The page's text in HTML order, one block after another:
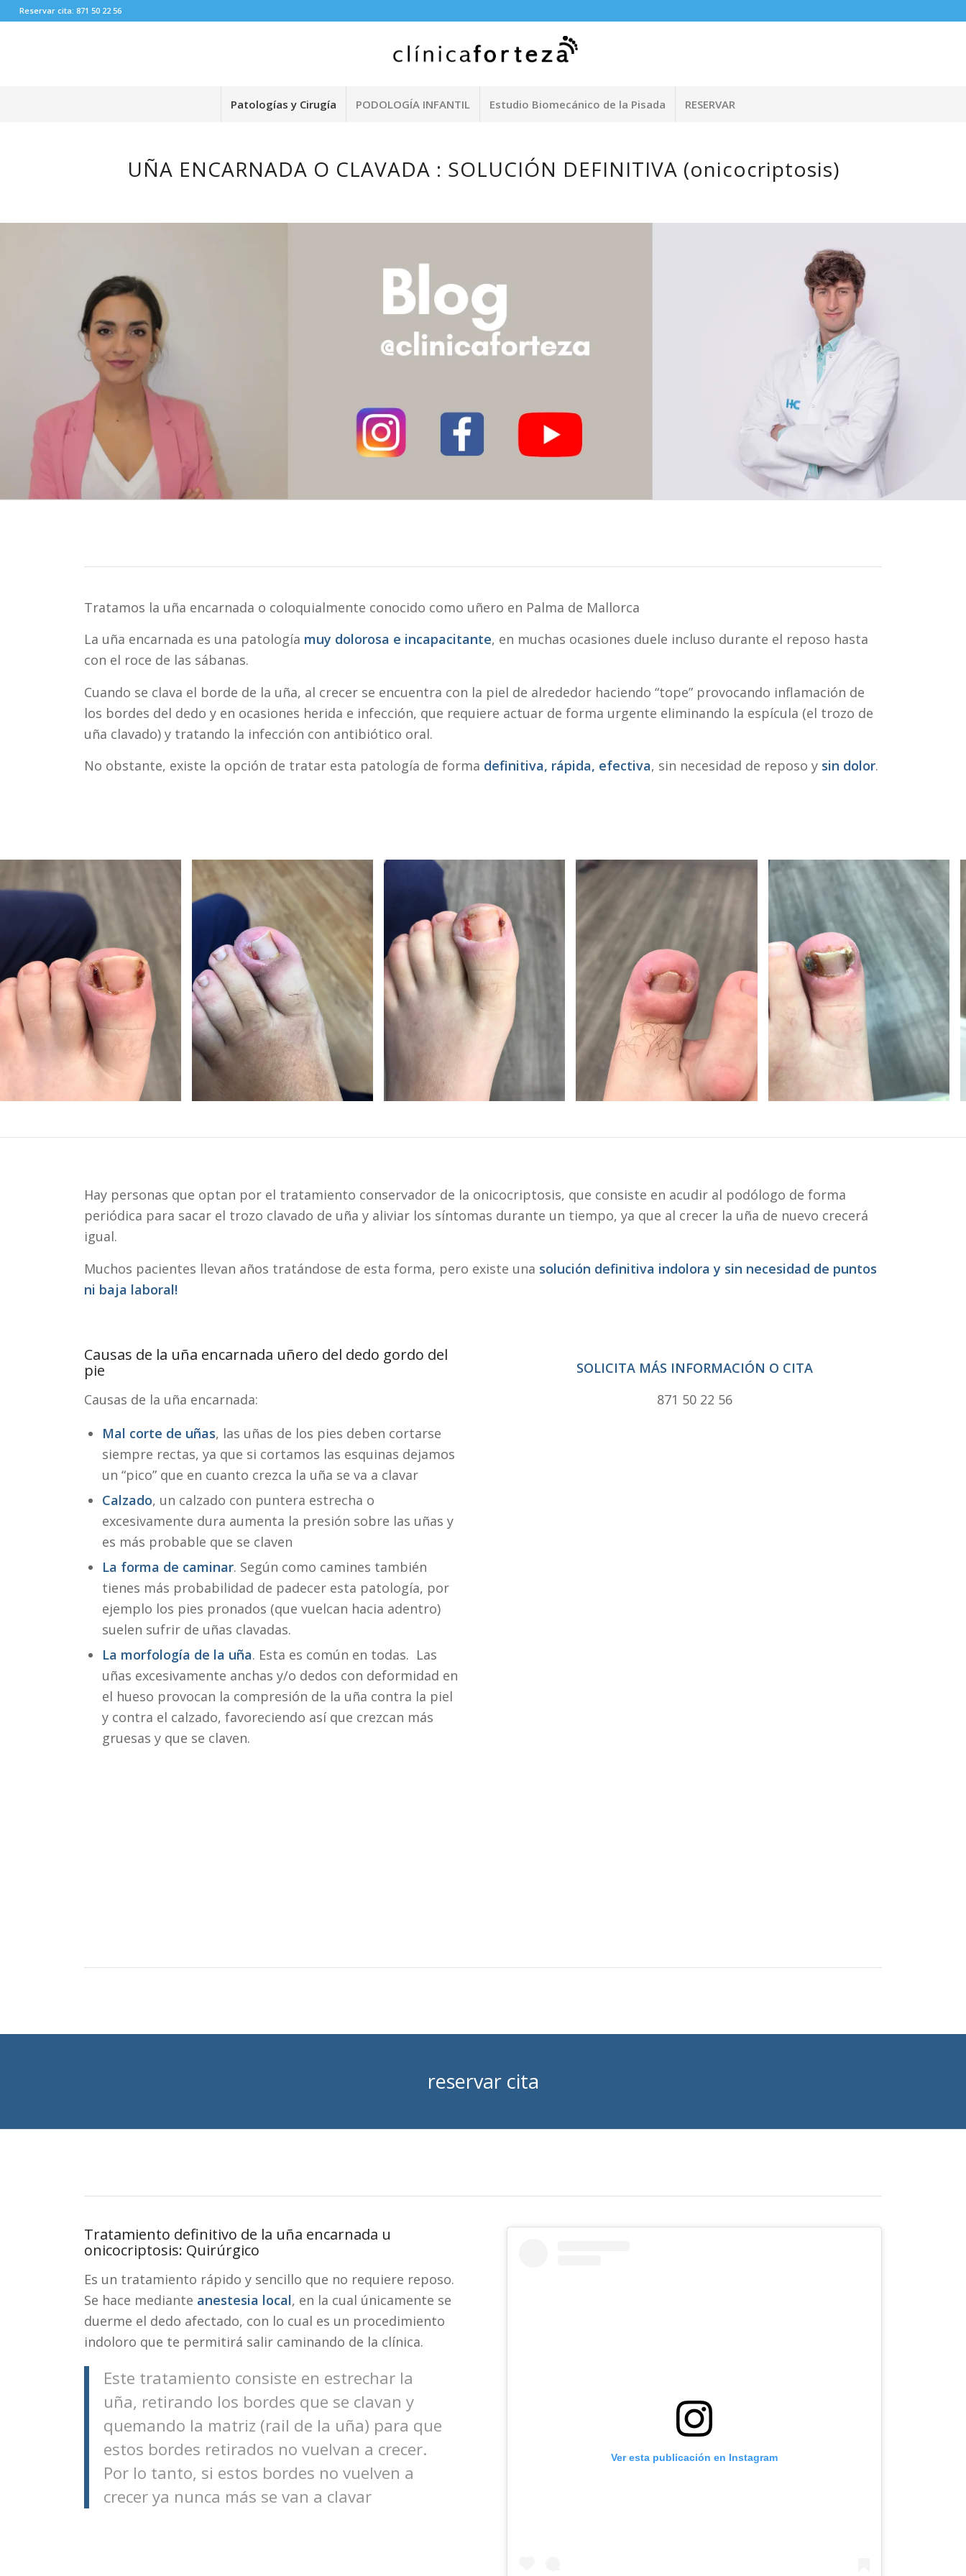
Reservar cita: 871 50 22 56
Patologías y Cirugía PODOLOGÍA INFANTIL Estudio Biomecánico de la Pisada RESERVAR
UÑA ENCARNADA O CLAVADA : SOLUCIÓN DEFINITIVA (onicocriptosis)
Tratamos la uña encarnada o coloquialmente conocido como uñero en Palma de Mallorca
La uña encarnada es una patología muy dolorosa e incapacitante, en muchas ocasiones duele incluso durante el reposo hasta
con el roce de las sábanas.
Cuando se clava el borde de la uña, al crecer se encuentra con la piel de alrededor haciendo “tope” provocando inflamación de
los bordes del dedo y en ocasiones herida e infección, que requiere actuar de forma urgente eliminando la espícula (el trozo de
uña clavado) y tratando la infección con antibiótico oral.
No obstante, existe la opción de tratar esta patología de forma definitiva, rápida, efectiva, sin necesidad de reposo y sin dolor.
Hay personas que optan por el tratamiento conservador de la onicocriptosis, que consiste en acudir al podólogo de forma
periódica para sacar el trozo clavado de uña y aliviar los síntomas durante un tiempo, ya que al crecer la uña de nuevo crecerá
igual.
Muchos pacientes llevan años tratándose de esta forma, pero existe una solución definitiva indolora y sin necesidad de puntos
ni baja laboral!
Causas de la uña encarnada uñero del dedo gordo del
pie
Causas de la uña encarnada:
Mal corte de uñas, las uñas de los pies deben cortarse
siempre rectas, ya que si cortamos las esquinas dejamos
un “pico” que en cuanto crezca la uña se va a clavar
Calzado, un calzado con puntera estrecha o
excesivamente dura aumenta la presión sobre las uñas y
es más probable que se claven
La forma de caminar. Según como camines también
tienes más probabilidad de padecer esta patología, por
ejemplo los pies pronados (que vuelcan hacia adentro)
suelen sufrir de uñas clavadas.
La morfología de la uña. Esta es común en todas. Las
uñas excesivamente anchas y/o dedos con deformidad en
el hueso provocan la compresión de la uña contra la piel
y contra el calzado, favoreciendo así que crezcan más
gruesas y que se claven.
SOLICITA MÁS INFORMACIÓN O CITA
871 50 22 56
reservar cita
Tratamiento definitivo de la uña encarnada u
onicocriptosis: Quirúrgico
Es un tratamiento rápido y sencillo que no requiere reposo.
Se hace mediante anestesia local, en la cual únicamente se
duerme el dedo afectado, con lo cual es un procedimiento
indoloro que te permitirá salir caminando de la clínica.
Este tratamiento consiste en estrechar la
uña, retirando los bordes que se clavan y
quemando la matriz (rail de la uña) para que
estos bordes retirados no vuelvan a crecer.
Por lo tanto, si estos bordes no vuelven a
crecer ya nunca más se van a clavar
Ver esta publicación en Instagram